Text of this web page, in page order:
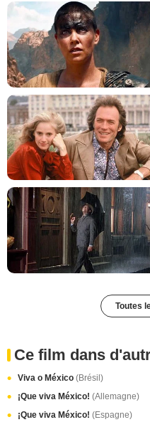
Toutes
Ce film dans
Viva o México (Brésil)
¡Que viva México! (Allemagne)
¡Que viva México! (Espagne)